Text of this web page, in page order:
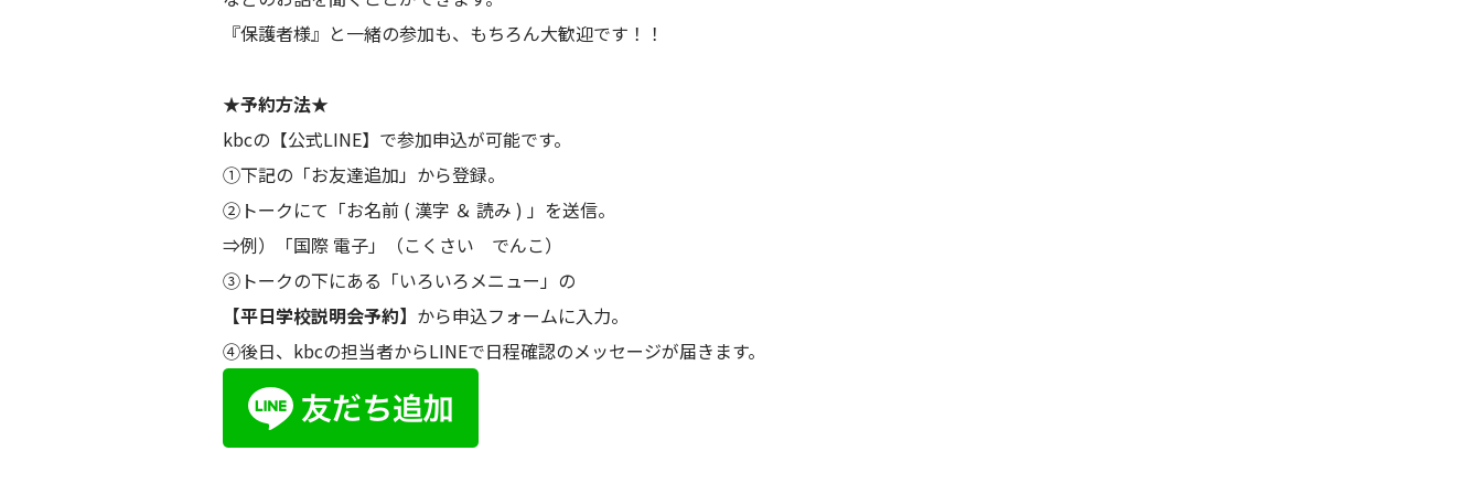
『保護者様』と一緒の参加も、もちろん大歓迎です！！
★予約方法★
kbcの【公式LINE】で参加申込が可能です。
①下記の「お友達追加」から登録。
②トークにて「お名前 ( 漢字 ＆ 読み ) 」を送信。
⇒例）「国際 電子」（こくさい でんこ）
③トークの下にある「いろいろメニュー」の
【平日学校説明会予約】 から申込フォームに入力。
④後日、kbcの担当者からLINEで日程確認のメッセージが届きます。